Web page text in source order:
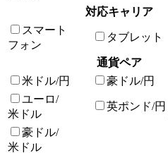
対応キャリア
スマート
フォン
タブレット
通貨ペア
米ドル/円
豪ドル/円
ユーロ/
米ドル
英ポンド/円
豪ドル/
米ドル